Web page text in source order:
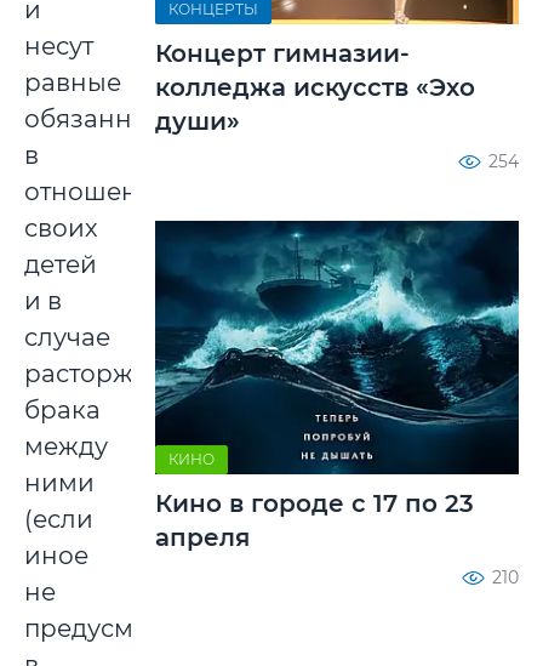
и
несут
равные
обязанности
в
отношении
своих
детей
и в
случае
расторжения
брака
между
ними
(если
иное
не
предусмотрено
КОНЦЕРТЫ
Концерт гимназии-
колледжа искусств «Эхо
души»
254
КИНО
Кино в городе с 17 по 23
апреля
210